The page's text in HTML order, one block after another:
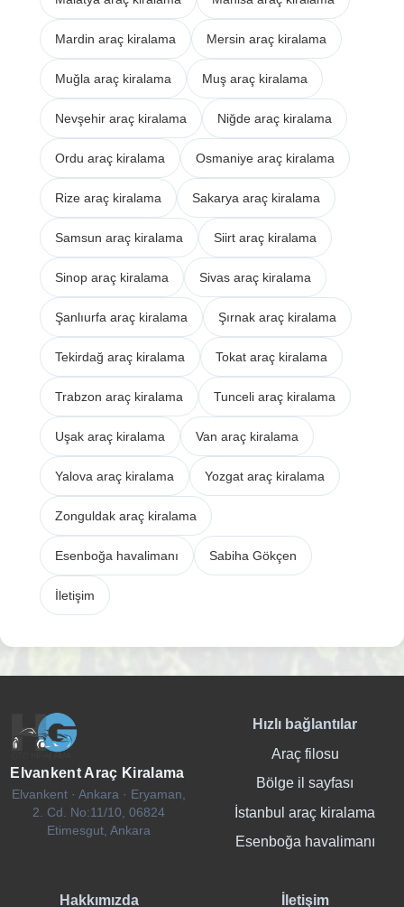
Mardin araç kiralama Mersin araç kiralama
Muğla araç kiralama Muş araç kiralama
Nevşehir araç kiralama Niğde araç kiralama
Ordu araç kiralama Osmaniye araç kiralama
Rize araç kiralama Sakarya araç kiralama
Samsun araç kiralama Siirt araç kiralama
Sinop araç kiralama Sivas araç kiralama
Şanlıurfa araç kiralama Şırnak araç kiralama
Tekirdağ araç kiralama Tokat araç kiralama
Trabzon araç kiralama Tunceli araç kiralama
Uşak araç kiralama Van araç kiralama
Yalova araç kiralama Yozgat araç kiralama
Zonguldak araç kiralama
Esenboğa havalimanı Sabiha Gökçen
İletişim
Elvankent Araç Kiralama
Elvankent · Ankara · Eryaman,
2. Cd. No:11/10, 06824
Etimesgut, Ankara
Hızlı bağlantılar
Araç filosu
Bölge il sayfası
İstanbul araç kiralama
Esenboğa havalimanı
Hakkımızda İletişim